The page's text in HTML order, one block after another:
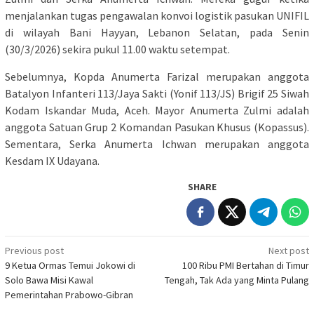
menjalankan tugas pengawalan konvoi logistik pasukan UNIFIL
di wilayah Bani Hayyan, Lebanon Selatan, pada Senin
(30/3/2026) sekira pukul 11.00 waktu setempat.
Sebelumnya, Kopda Anumerta Farizal merupakan anggota
Batalyon Infanteri 113/Jaya Sakti (Yonif 113/JS) Brigif 25 Siwah
Kodam Iskandar Muda, Aceh. Mayor Anumerta Zulmi adalah
anggota Satuan Grup 2 Komandan Pasukan Khusus (Kopassus).
Sementara, Serka Anumerta Ichwan merupakan anggota
Kesdam IX Udayana.
SHARE
Post
navigation
Previous post
9 Ketua Ormas Temui Jokowi di
Solo Bawa Misi Kawal
Pemerintahan Prabowo-Gibran
Next post
100 Ribu PMI Bertahan di Timur
Tengah, Tak Ada yang Minta Pulang